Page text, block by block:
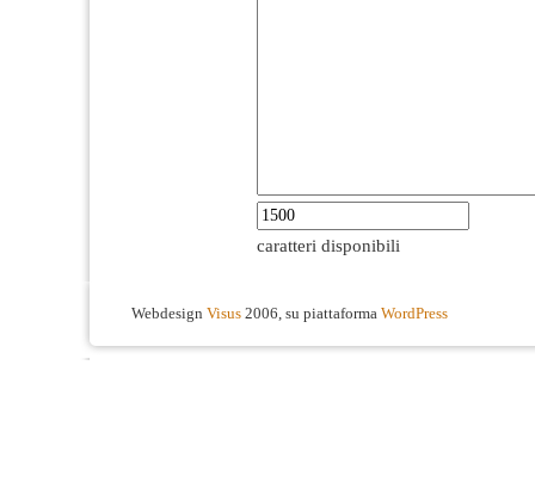
caratteri disponibili
Webdesign Visus 2006, su piattaforma WordPress